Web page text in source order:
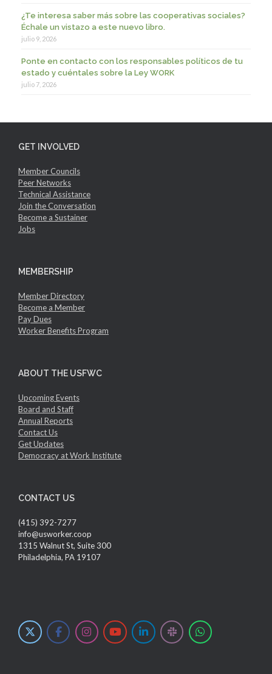
¿Te interesa saber más sobre las cooperativas sociales?
Échale un vistazo a este nuevo libro.
julio 9, 2026
Ponte en contacto con los responsables políticos de tu
estado y cuéntales sobre la Ley WORK
julio 7, 2026
GET INVOLVED
Member Councils
Peer Networks
Technical Assistance
Join the Conversation
Become a Sustainer
Jobs
MEMBERSHIP
Member Directory
Become a Member
Pay Dues
Worker Benefits Program
ABOUT THE USFWC
Upcoming Events
Board and Staff
Annual Reports
Contact Us
Get Updates
Democracy at Work Institute
CONTACT US
(415) 392-7277
info@usworker.coop
1315 Walnut St, Suite 300
Philadelphia, PA 19107